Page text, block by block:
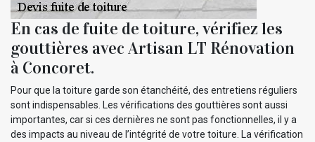
En cas de fuite de toiture, vérifiez les
gouttières avec Artisan LT Rénovation
à Concoret.
Pour que la toiture garde son étanchéité, des entretiens réguliers
sont indispensables. Les vérifications des gouttières sont aussi
importantes, car si ces dernières ne sont pas fonctionnelles, il y a
des impacts au niveau de l’intégrité de votre toiture. La vérification